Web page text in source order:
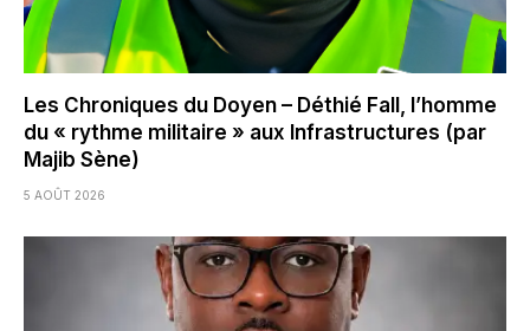
Les Chroniques du Doyen – Déthié Fall, l’homme
du « rythme militaire » aux Infrastructures (par
Majib Sène)
5 AOÛT 2026